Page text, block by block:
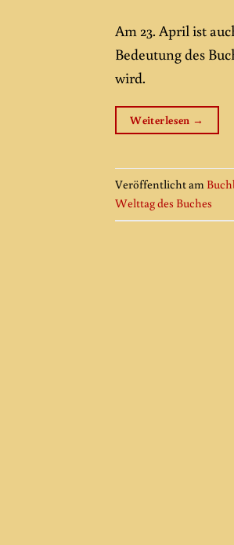
Am 23. April ist
Bedeutung des
wird.
Weiterlesen →
Veröffentlicht am
Welttag des Buches